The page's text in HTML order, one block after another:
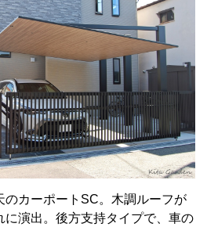
のカーポートSC。木調ルーフが
に演出。後方支持タイプで、車の